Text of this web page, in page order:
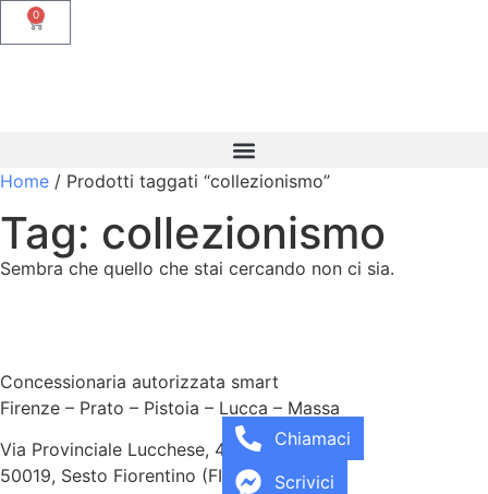
0
Home / Prodotti taggati “collezionismo”
Tag: collezionismo
Sembra che quello che stai cercando non ci sia.
Concessionaria autorizzata smart
Firenze – Prato – Pistoia – Lucca – Massa
Via Provinciale Lucchese, 40
50019, Sesto Fiorentino (FI)
Chiamaci
Scrivici